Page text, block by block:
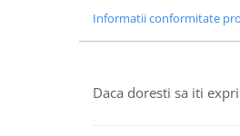
Informatii conformitate
Daca doresti sa iti